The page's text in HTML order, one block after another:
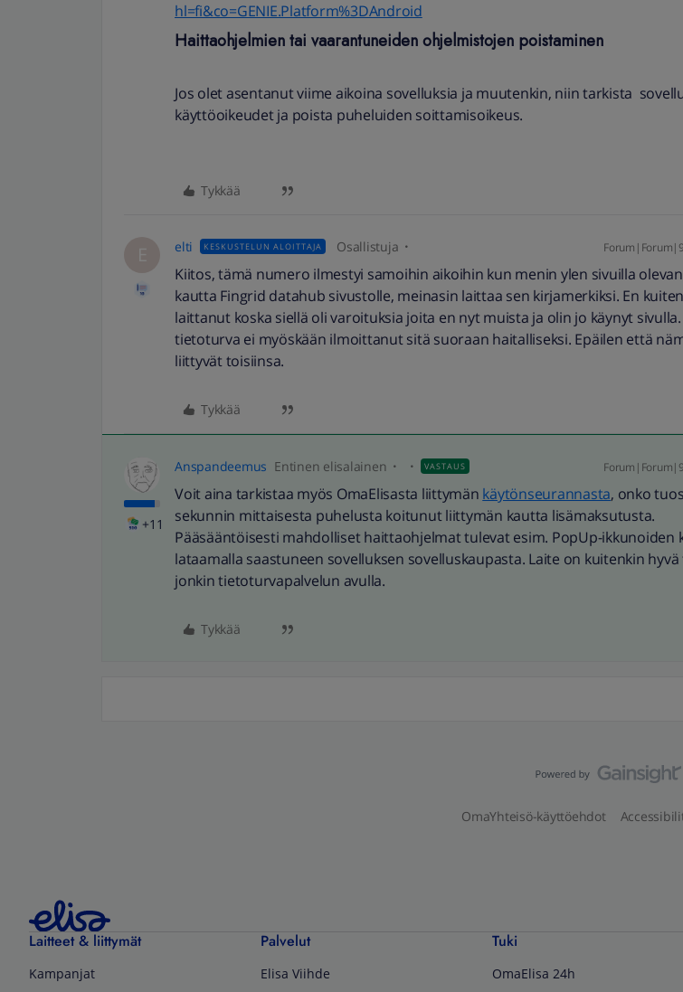
hl=fi&co=GENIE.Platform%3DAndroid
Haittaohjelmien tai vaarantuneiden ohjelmistojen poistaminen
Jos olet asentanut viime aikoina sovelluksia ja muutenkin, niin tarkista
käyttöoikeudet ja poista puheluiden soittamisoikeus.
Tykkää
E elti KESKUSTELUN ALOITTAJA Osallistuja
Kiitos, tämä numero ilmestyi samoihin aikoihin kun menin ylen sivuilla
kautta Fingrid datahub sivustolle, meinasin laittaa sen kirjamerkiksi. En
laittanut koska siellä oli varoituksia joita en nyt muista ja olin jo käynyt sivulla.
tietoturva ei myöskään ilmoittanut sitä suoraan haitalliseksi. Epäilen että
liittyvät toisiinsa.
Tykkää
+11
Anspandeemus Entinen elisalainen VASTAUS
Voit aina tarkistaa myös OmaElisasta liittymän käytönseurannasta, onko
sekunnin mittaisesta puhelusta koitunut liittymän kautta lisämaksutusta.
Pääsääntöisesti mahdolliset haittaohjelmat tulevat esim. PopUp-ikkunoiden
lataamalla saastuneen sovelluksen sovelluskaupasta. Laite on kuitenkin
jonkin tietoturvapalvelun avulla.
Tykkää
OmaYhteisö-käyttöehdot
Laitteet & liittymät
Kampanjat
Palvelut
Elisa Viihde
Tuki
OmaElisa 24h